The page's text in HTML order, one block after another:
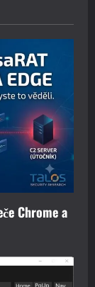
Chrome a